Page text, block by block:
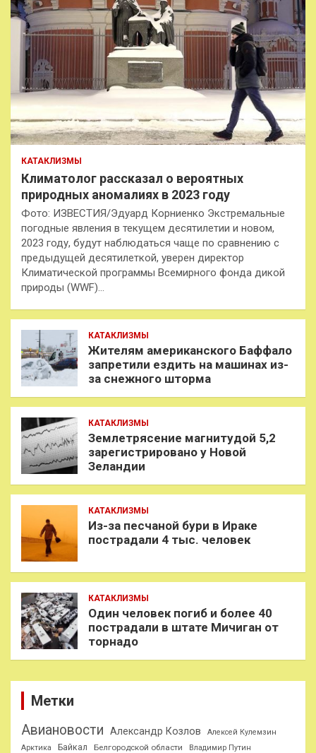
КАТАКЛИЗМЫ
Климатолог рассказал о вероятных
природных аномалиях в 2023 году
Фото: ИЗВЕСТИЯ/Эдуард Корниенко Экстремальные
погодные явления в текущем десятилетии и новом,
2023 году, будут наблюдаться чаще по сравнению с
предыдущей десятилеткой, уверен директор
Климатической программы Всемирного фонда дикой
природы (WWF)…
КАТАКЛИЗМЫ
Жителям американского Баффало
запретили ездить на машинах из-
за снежного шторма
КАТАКЛИЗМЫ
Землетрясение магнитудой 5,2
зарегистрировано у Новой
Зеландии
КАТАКЛИЗМЫ
Из-за песчаной бури в Ираке
пострадали 4 тыс. человек
КАТАКЛИЗМЫ
Один человек погиб и более 40
пострадали в штате Мичиган от
торнадо
Метки
Авиановости Александр Козлов
Алексей Кулемзин
Арктика
Байкал Белгородской области Владимир Путин